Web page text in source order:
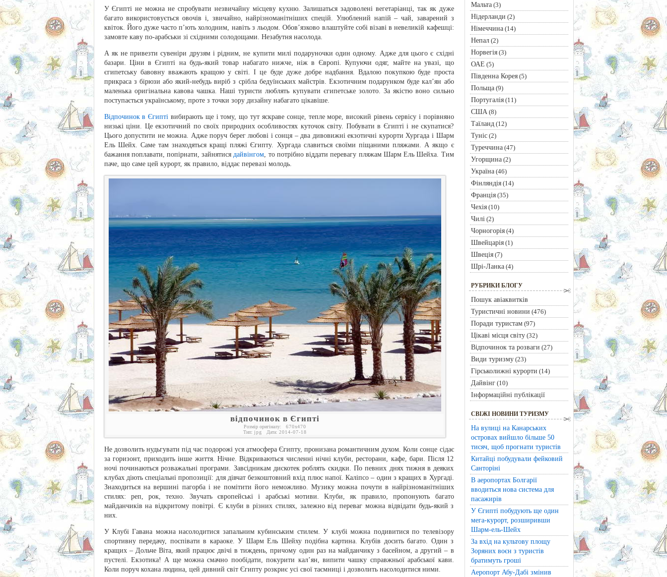
У Єгипті не можна не спробувати незвичайну місцеву кухню. Залишаться задоволені вегетаріанці, так як дуже
багато використовується овочів і, звичайно, найрізноманітніших спецій. Улюблений напій – чай, заварений з
квіток. Його дуже часто п’ють холодним, навіть з льодом. Обов’язково влаштуйте собі візаві в невеликій кафешці:
замовте каву по-арабськи зі східними солодощами. Незабутня насолода.
А як не привезти сувеніри друзям і рідним, не купити милі подаруночки один одному. Адже для цього є східні
базари. Ціни в Єгипті на будь-який товар набагато нижче, ніж в Європі. Купуючи одяг, майте на увазі, що
єгипетську бавовну вважають кращою у світі. І це буде дуже добре надбання. Вдалою покупкою буде проста
прикраса з бірюзи або який-небудь виріб з срібла бедуїнських майстрів. Екзотичним подарунком буде кал’ян або
маленька оригінальна кавова чашка. Наші туристи люблять купувати єгипетське золото. За якістю воно сильно
поступається українському, проте з точки зору дизайну набагато цікавіше.
Відпочинок в Єгипті вибирають ще і тому, що тут яскраве сонце, тепле море, високий рівень сервісу і порівняно
низькі ціни. Це екзотичний по своїх природних особливостях куточок світу. Побувати в Єгипті і не скупатися?
Цього допустити не можна. Адже поруч берег любові і сонця – два дивовижні екзотичні курорти Хургада і Шарм
Ель Шейх. Саме там знаходяться кращі пляжі Єгипту. Хургада славиться своїми піщаними пляжами. А якщо є
бажання поплавати, попірнати, зайнятисядайвінгом, то потрібно віддати перевагу пляжам Шарм Ель Шейха. Тим
паче, що саме цей курорт, як правило, віддає перевазі молодь.
відпочинок в Єгипті
Розмір оригіналу: 670x470
Тип: jpg Дата: 2014-07-18
Не дозволить нудьгувати під час подорожі уся атмосфера Єгипту, пронизана романтичним духом. Коли сонце сідає
за горизонт, приходить інше життя. Нічне. Відкриваються численні нічні клуби, ресторани, кафе, бари. Після 12
ночі починаються розважальні програми. Завсідникам дискотек роблять скидки. По певних днях тижня в деяких
клубах діють спеціальні пропозиції: для дівчат безкоштовний вхід плюс напої. Каліпсо – один з кращих в Хургаді.
Знаходиться на вершині пагорба і не помітити його неможливо. Музику можна почути в найрізноманітніших
стилях: реп, рок, техно. Звучать європейські і арабські мотиви. Клуби, як правило, пропонують багато
майданчиків на відкритому повітрі. Є клуби в різних стилях, залежно від переваг можна відвідати будь-який з
них.
У Клубі Гавана можна насолодитися запальним кубинським стилем. У клубі можна подивитися по телевізору
спортивну передачу, поспівати в караоке. У Шарм Ель Шейху подібна картина. Клубів досить багато. Один з
кращих – Дольче Віта, який працює двічі в тиждень, причому один раз на майданчику з басейном, а другий – в
пустелі. Екзотика! А ще можна смачно пообідати, покурити кал’ян, випити чашку справжньої арабської кави.
Коли поруч кохана людина, цей дивний світ Єгипту розкриє усі свої таємниці і дозволить насолодитися ними.
Мальта(3)
Нідерланди (2)
Німеччина(14)
Непал(2)
Норвегія(3)
ОАЕ (5)
Південна Корея(5)
Польща(9)
Португалія(11)
США(8)
Таїланд(12)
Туніс(2)
Туреччина(47)
Угорщина(2)
Україна(46)
Фінляндія(14)
Франція(35)
Чехія(10)
Чилі(2)
Чорногорія(4)
Швейцарія(1)
Швеція(7)
Шрі-Ланка(4)
РУБРИКИ БЛОГУ
Пошук авіаквитків
Туристичні новини (476)
Поради туристам(97)
Цікаві місця світу(32)
Відпочинок та розваги (27)
Види туризму(23)
Гірськолижні курорти (14)
Дайвінг(10)
Інформаційні публікації
СВІЖІ НОВИНИ ТУРИЗМУ
На вулиці на Канарських
островах вийшло більше 50
тисяч, щоб прогнати туристів
Китайці побудували фейковий
Санторіні
В аеропортах Болгарії
вводиться нова система для
пасажирів
У Єгипті побудують ще один
мега-курорт, розширивши
Шарм-ель-Шейх
За вхід на культову площу
Зоряних воєн з туристів
братимуть гроші
Аеропорт Абу-Дабі змінив